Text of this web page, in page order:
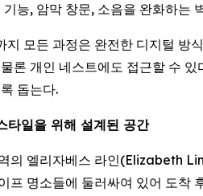
능, 암막 창문, 소음을 완화하는
지 모든 과정은 완전한 디지털 방
론 개인 네스트에도 접근할 수
돕는다.
타일을 위해 설계된 공간
의 엘리자베스 라인(Elizabeth
프 명소들에 둘러싸여 있어 도착